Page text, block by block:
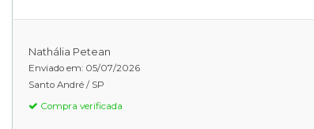
Nathália Petean
Enviado em: 05/07/2026
Santo André / SP
Compra verificada